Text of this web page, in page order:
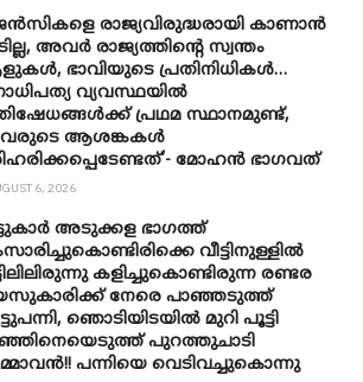
രാജ്യവിരുദ്ധരായി കാണാൻ
അവർ രാജ്യത്തിന്റെ സ്വന്തം
ഭാവിയുടെ പ്രതിനിധികൾ…
വ്യവസ്ഥയിൽ
പ്രഥമ സ്ഥാനമുണ്ട്,
ആശങ്കകൾ
മോഹൻ ഭാ​ഗവത്
6, 2026
അ‌ടുക്കള ഭാ​ഗത്ത്
വീട്ടിനുള്ളിൽ
കളിച്ചുകൊണ്ടിരുന്ന രണ്ടര
നേരെ പാഞ്ഞടുത്ത്
‍ഞൊടിയി‌ടയിൽ മുറി പൂട്ടി
പുറത്തുചാടി
പന്നിയെ വെടിവച്ചുകൊന്നു